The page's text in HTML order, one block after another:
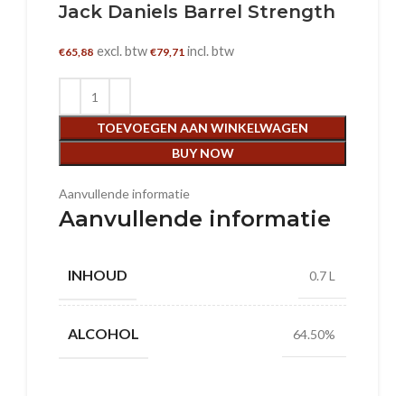
Jack Daniels Barrel Strength
€65,88 excl. btw €79,71 incl. btw
TOEVOEGEN AAN WINKELWAGEN
BUY NOW
Aanvullende informatie
Aanvullende informatie
INHOUD 0.7 L
ALCOHOL 64.50%